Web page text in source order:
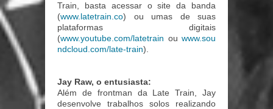
Train, basta acessar o site da banda
(www.latetrain.co) ou umas de suas
plataformas digitais
(www.youtube.com/latetrain ou www.sou
ndcloud.com/late-train)
Jay Raw, o entusiasta:
Além de frontman da Late Train, Jay
desenvolve trabalhos solos realizando